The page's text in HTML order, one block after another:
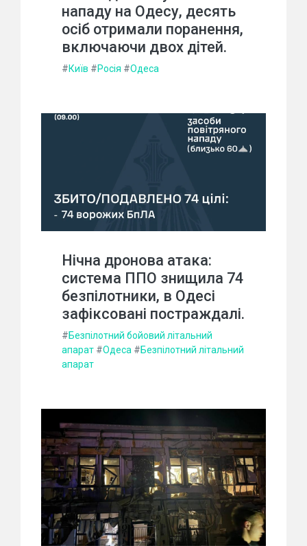
нападу на Одесу, десять
осіб отримали поранення,
включаючи двох дітей.
#Київ #Росія #Одеса
Нічна дронова атака:
система ППО знищила 74
безпілотники, в Одесі
зафіксовані постраждалі.
#Безпілотний бойовий літальний
апарат #Одеса #Безпілотний літальний
апарат